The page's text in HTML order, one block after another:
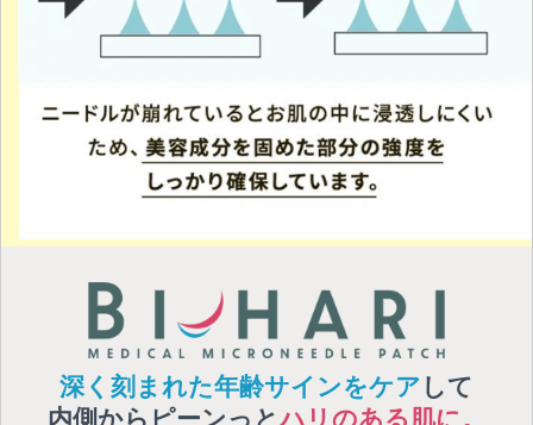
深く刻まれた年齢サインをケア して
内側からピーンっとハリのある肌に。